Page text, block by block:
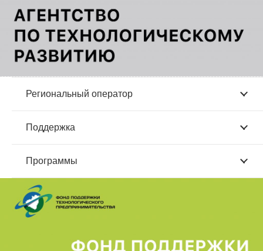
Региональный оператор
Поддержка
Программы